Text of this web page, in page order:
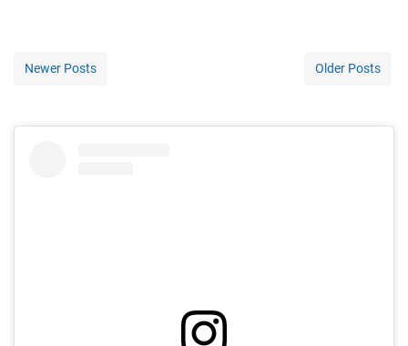
Newer Posts Older Posts